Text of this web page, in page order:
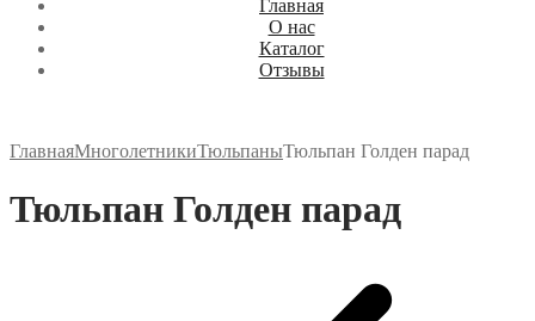
Главная
О нас
Каталог
Отзывы
ГлавнаяМноголетникиТюльпаныТюльпан Голден парад
Тюльпан Голден парад